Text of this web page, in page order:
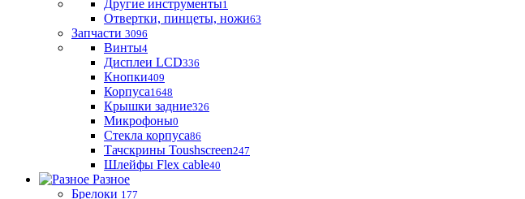
Другие инструменты1
Отвертки, пинцеты, ножи63
Запчасти 3096
Винты4
Дисплеи LCD336
Кнопки409
Корпуса1648
Крышки задние326
Микрофоны0
Стекла корпуса86
Тачскрины Toushscreen247
Шлейфы Flex cable40
Разное
Брелоки 177